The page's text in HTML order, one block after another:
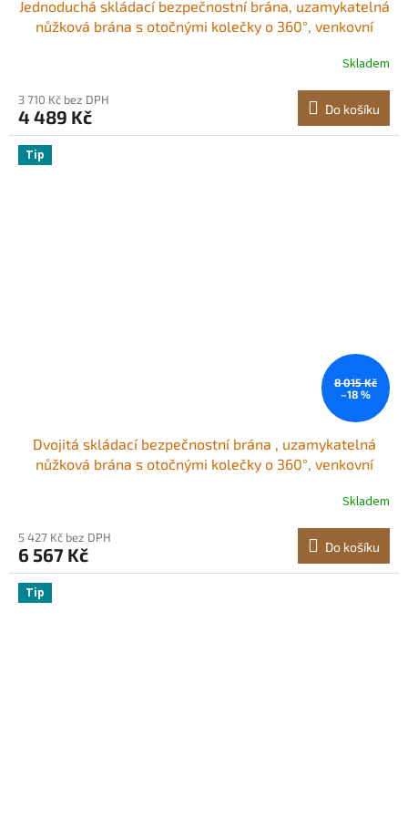
Jednoduchá skládací bezpečnostní brána, uzamykatelná
nůžková brána s otočnými kolečky o 360°, venkovní
vstupu, garáže, skladu a bazénu, 126 × 197,5 cm (Š × V)
Skladem
3 710 Kč bez DPH
4 489 Kč Do košíku
Tip
8 015 Kč
–18 %
Dvojitá skládací bezpečnostní brána , uzamykatelná
nůžková brána s otočnými kolečky o 360°, venkovní
vstupu, garáže, skladu a bazénu, 370 × 160,5 cm (Š × V)
Skladem
5 427 Kč bez DPH
6 567 Kč Do košíku
Tip